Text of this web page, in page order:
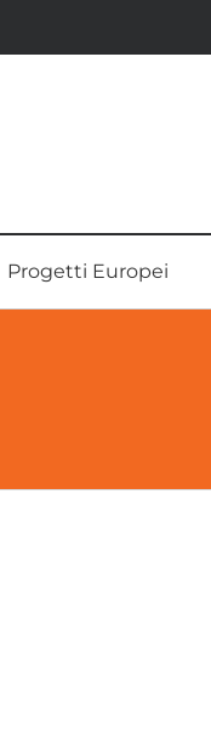
Progetti Europei